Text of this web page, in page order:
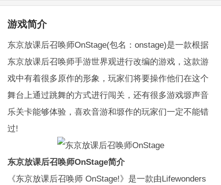
游戏简介
东京放课后召唤师OnStage(包名：onstage)是一款根据
东京放课后召唤师手游世界观进行改编的游戏，这款游
戏中有着很多原作的形象，玩家们将要操作他们在这个
舞台上通过跳舞的方式进行闯关，还有很多游戏塬声音
乐关卡能够体验，喜欢音游和塬作的玩家们一定不能错
过!
东京放课后召唤师OnStage简介
《东京放课后召唤师 OnStage!》是一款由Lifewonders